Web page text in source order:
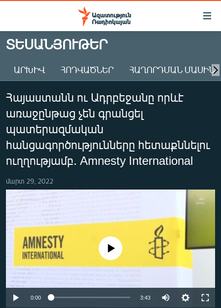
Մատչելիության
Անցնել
հիմնական
Անցնել
հիմնական
մենյուին
ԱԶԱՏՈՒԹՅՈՒՆ TV
ՀԱՅԱՍՏԱՆ
ԸՆՏՐՈՒԹՅՈՒՆՆԵՐ 2026
ԻՐԱՎՈՒՆՔ
ՀԱՍԱՐԱԿՈՒԹՅՈՒՆ
ՏՆՏԵՍՈՒԹՅՈՒՆ
ՊԱՏԵՐԱԶՄԻ 6 ՇԱԲԱԹՆԵՐԸ
ՏԱՐԱԾԱՇՐՋԱՆ
ՄԻՋԱԶԳԱՅԻՆ
ՄՇԱԿՈՒՅԹ
ՍՊՈՐՏ
ՄԵԿՆԱԲԱՆՈՒԹՅՈՒՆ
ՏՏ ԵՒ ԻՆՏԵՐՆԵՏ
ՏԵՍԱՆՅՈՒԹԵՐ
ԱՐԽԻՎ ՀՈԴՎԱԾՆԵՐ ՀԱՂՈՐԴՄԱՆ ՄԱՍԻՆ
Հայաստանն ու Ադրբեջանը որևէ
առաջընթաց չեն գրանցել
պատերազմական
հանցագործությունները հետաքննելու
ուղղությամբ. Amnesty International
մարտ 29, 2022
No media source currently available
0:00 3:43